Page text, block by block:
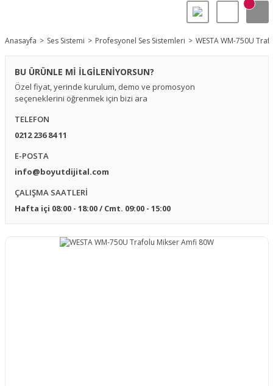
Anasayfa Ses Sistemi Profesyonel Ses Sistemleri WESTA WM-750U
BU ÜRÜNLE Mİ İLGİLENİYORSUN?
Özel fiyat, yerinde kurulum, demo ve promosyon
seçeneklerini öğrenmek için bizi ara
TELEFON
0212 236 84 11
E-POSTA
info@boyutdijital.com
ÇALIŞMA SAATLERİ
Hafta içi 08:00 - 18:00 / Cmt. 09:00 - 15:00